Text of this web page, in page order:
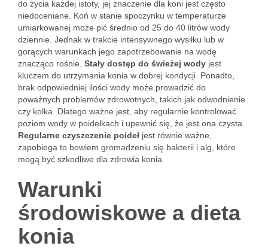
do życia każdej istoty, jej znaczenie dla koni jest często
niedoceniane. Koń w stanie spoczynku w temperaturze
umiarkowanej może pić średnio od 25 do 40 litrów wody
dziennie. Jednak w trakcie intensywnego wysiłku lub w
gorących warunkach jego zapotrzebowanie na wodę
znacząco rośnie. Stały dostęp do świeżej wody jest
kluczem do utrzymania konia w dobrej kondycji. Ponadto,
brak odpowiedniej ilości wody może prowadzić do
poważnych problemów zdrowotnych, takich jak odwodnienie
czy kolka. Dlatego ważne jest, aby regularnie kontrolować
poziom wody w poidełkach i upewnić się, że jest ona czysta.
Regularne czyszczenie poideł jest równie ważne,
zapobiega to bowiem gromadzeniu się bakterii i alg, które
mogą być szkodliwe dla zdrowia konia.
Warunki
środowiskowe a dieta
konia